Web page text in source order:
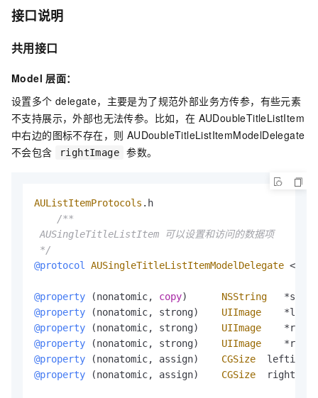
接口说明
共用接口
Model 层面：
设置多个 delegate，主要是为了规范外部业务方传参，有些元素
不支持展示，外部也无法传参。比如，在 AUDoubleTitleListItem
中右边的图标不存在，则 AUDoubleTitleListItemModelDelegate
不会包含
rightImage 参数。
AUListItemProtocols .h
/**
AUSingleTitleListItem 可以设置和访问的数据项
*/
@protocol
AUSingleTitleListItemModelDelegate <
@property (nonatomic, copy) NSString *
@property (nonatomic, strong) UIImage *
@property (nonatomic, strong) UIImage *
@property (nonatomic, strong) UIImage *
@property (nonatomic, assign) CGSize
@property (nonatomic, assign) CGSize